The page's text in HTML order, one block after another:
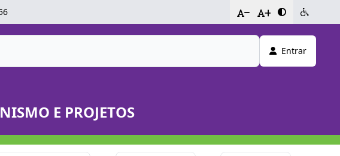
- +
Entrar
E PROJETOS